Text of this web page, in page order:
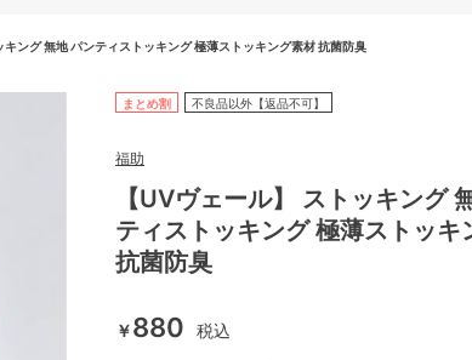
キング 無地 パンティストッキング 極薄ストッキング素材 抗菌防臭
まとめ割 不良品以外【返品不可】
福助
【UVヴェール】 ストッキング
ティストッキング 極薄ストッキ
抗菌防臭
￥880 税込